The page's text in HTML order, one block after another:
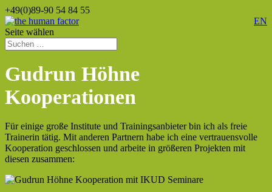
+49(0)89-90 54 84 55
EN
Seite wählen
Gudrun Höhne
Kooperationen
Für einige große Institute und Trainingsanbieter bin ich als freie
Trainerin tätig. Mit anderen Partnern habe ich eine vertrauensvolle
Kooperation geschlossen und arbeite in größeren Projekten mit
diesen zusammen: